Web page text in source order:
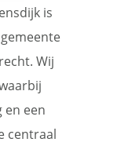
is
Wij
en een
centraal